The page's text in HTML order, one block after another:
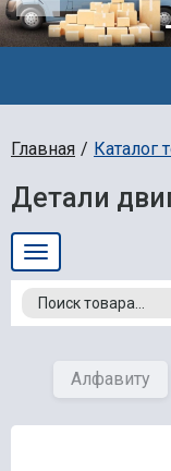
Главная Каталог
Детали
Алфавиту